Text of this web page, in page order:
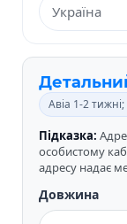
Авіа 1-2
Підказка:
особистому
адресу надає
Довжина